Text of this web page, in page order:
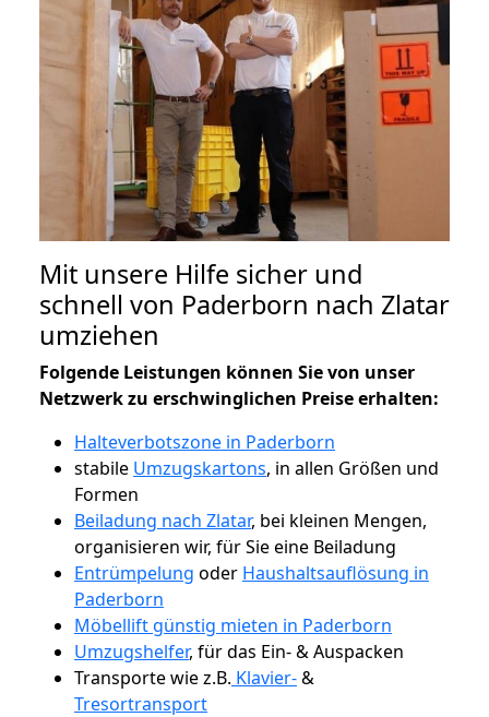
Mit unsere Hilfe sicher und
schnell von Paderborn nach Zlatar
umziehen
Folgende Leistungen können Sie von unser
Netzwerk zu erschwinglichen Preise erhalten:
Halteverbotszone in Paderborn
stabile Umzugskartons, in allen Größen und
Formen
Beiladung nach Zlatar, bei kleinen Mengen,
organisieren wir, für Sie eine Beiladung
Entrümpelung oder Haushaltsauflösung in
Paderborn
Möbellift günstig mieten in Paderborn
Umzugshelfer, für das Ein- & Auspacken
Transporte wie z.B. Klavier-&
Tresortransport